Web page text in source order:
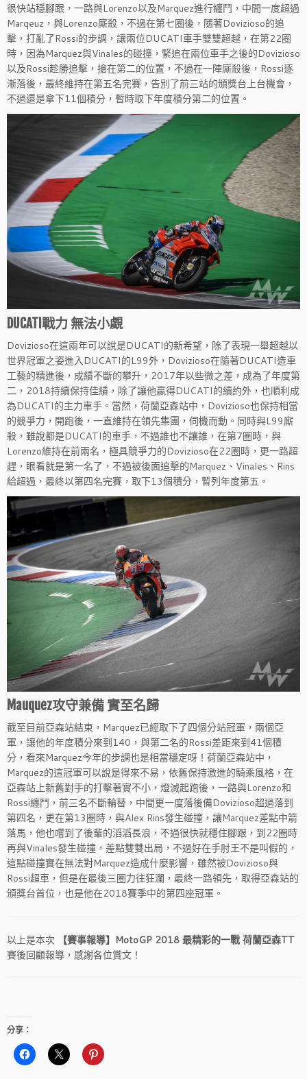
很快站穩腳跟，一路與Lorenzo以及Marquez進行纏鬥，中間一度超過
Marqeuz，與Lorenzo廝殺，不過在第七圈後，隨著Dovizioso的追
擊，打亂了Rossi的步調，讓兩位DUCATI車手雙雙超越，在第22圈
時，因為Marquez與Vinales的碰撞，緊追在兩位車手之後的Dovizioso
以及Rossi趁勝追擊，搶在第二的位置，不過在一陣廝殺後，Rossi逐
漸落後，最終維持在第五名完賽，告別了前三站的頒獎台上台機會，
不過還是拿下11個積分，暫時取下年度積分第二的位置。
DUCATI戰力 無法小覷
Dovizioso在這兩年可以說是DUCATI的新希望，除了表現一舉超越以
世界冠軍之姿進入DUCATI的L99外，Dovizioso在隨著DUCATI造車
工藝的精進後，成績不斷的攀升，2017年以些微之差，成為了年度第
二，2018持續保持佳績，除了讓他贏得DUCATI的續約外，也順利成
為DUCATI的主力車手。當然，荷蘭亞森站中，Dovizioso也保持相當
的競爭力，開跑後，一直維持在領先集團，伺機而動。同時與L99廝
殺，雖說都是DUCATI的車手，不過誰也不讓誰，在第7圈時，與
Lorenzo維持在前兩名，極具競爭力的Dovizioso在22圈時，更一路超
趕，眼看就是第一名了，不過被後面追擊的Marquez、Vinales、Rins
給超過，最終以第四名完賽，取下13個積分，暫列年度第五。
Mauquez攻守兼備 實至名歸
截至目前亞森站結束，Marquez已經取下了四個分站冠軍，兩個亞
軍，讓他的年度積分來到140，與第二名的Rossi差距來到41個積
分，看來Marquez今年的步調也是相當穩定呀！荷蘭亞森站中，
Marquez的這冠軍可以說是得來不易，依舊保持激進的騎乘風格，在
亞森站上新舊對手的打擊著實不小，燈滅起跑後，一路與Lorenzo和
Rossi纏鬥，前三名不斷輪替，中間更一度落後備Dovizioso超過落到
第四名，更在第13圈時，與Alex Rins發生碰撞，讓Marquez差點中箭
落馬，他也嚐到了後輩的滔滔長浪，不過很快就穩住腳跟，到22圈時
再與Vinales發生碰撞，差點雙雙出局，不過好在手肘王不是叫假的，
這點碰撞實在無法對Marquez造成什麼影響，雖然被Dovizioso與
Rossi超車，但是在最後三圈力往狂瀾，最終一路領先，取得亞森站的
頒獎台首位，也是他在2018賽季中的第四座冠軍。
以上是本次
【賽事報導】MotoGP 2018 最精彩的一戰 荷蘭亞森TT
賽後回顧報導，感謝各位賞文！
分享：